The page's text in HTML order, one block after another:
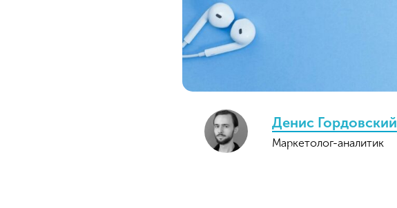
Денис Гордовский
Маркетолог-аналитик